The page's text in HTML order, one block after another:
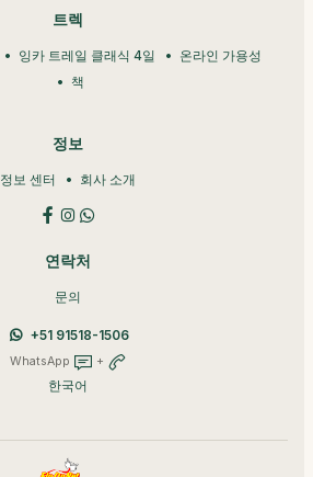
트렉
잉카 트레일 클래식 4일
온라인 가용성
책
정보
정보 센터 회사 소개
연락처
문의
+51 91518-1506
WhatsApp +
한국어